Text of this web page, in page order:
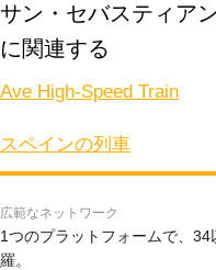
サン・セバスティア
に関連する
Ave High-Speed Train
スペインの列車
広範なネットワーク
1つのプラットフォームで、
羅。